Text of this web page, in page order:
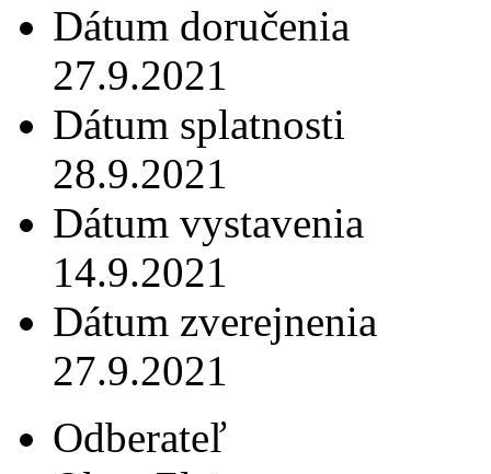
Dátum doručenia
27.9.2021
Dátum splatnosti
28.9.2021
Dátum vystavenia
14.9.2021
Dátum zverejnenia
27.9.2021
Odberateľ